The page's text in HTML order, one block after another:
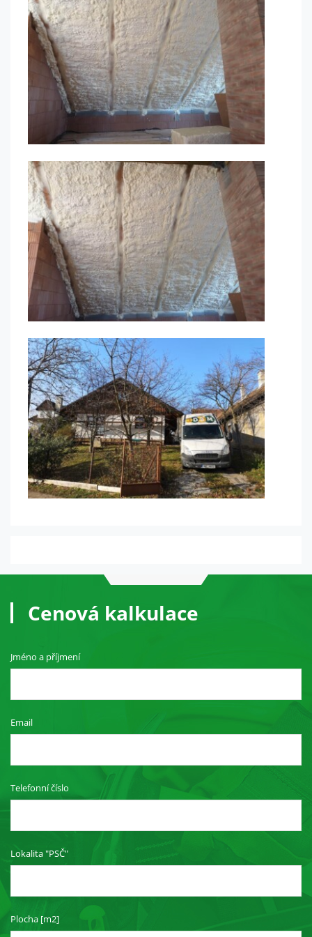
Cenová kalkulace
Jméno a příjmení
Email
Telefonní číslo
Lokalita "PSČ"
Plocha [m2]
je web
používán.
Experience
Aby naše
webové
stránky
fungovaly
při vaší
návštěvě co
Pokud tyto
cookies
odmítnete,
některé
funkce z
webu zmizí.
Marketing
Sdílením svých
zájmů a chování při
návštěvě našich
stránek zvyšujete
personalizovaného
obsahu a nabídek.